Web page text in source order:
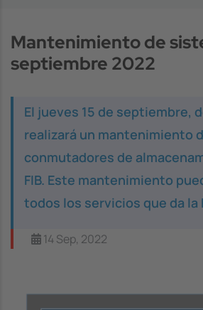
Mantenimiento de
septiembre 2022
El jueves 15 de septiembre,
realizará un mantenimiento
conmutadores de
FIB. Este mantenimiento
todos los servicios que da la
14 Sep, 2022